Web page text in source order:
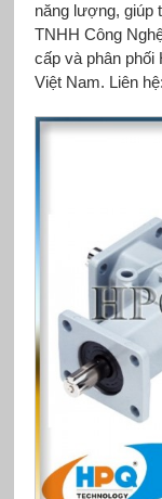
năng lượng, giúp
TNHH Công
cấp và phân
Việt Nam. Liên